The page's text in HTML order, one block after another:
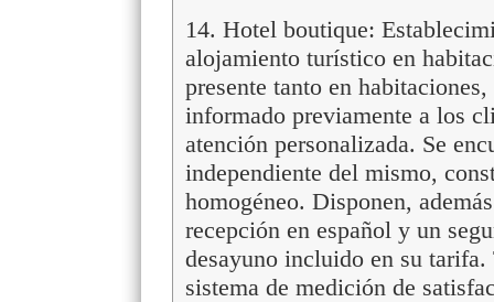
14. Hotel boutique:
alojamiento turístico en
presente tanto en
informado previamente a los
atención personalizada. Se
independiente del mismo,
homogéneo. Disponen,
recepción en español y un
desayuno incluido en su
sistema de medición de